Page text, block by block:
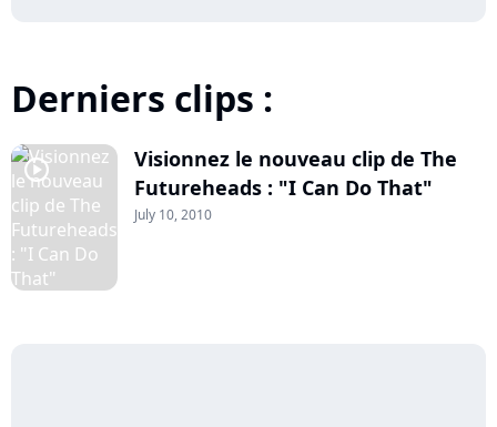
Derniers clips :
player2
Visionnez le nouveau clip de The
Futureheads : "I Can Do That"
July 10, 2010